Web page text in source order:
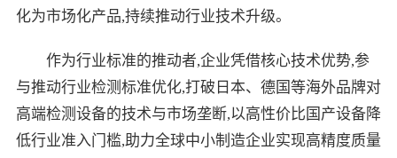
化为市场化产品,持续推动行业技术升级。
作为行业标准的推动者,企业凭借核心技术优势,参
与推动行业检测标准优化,打破日本、德国等海外品牌对
高端检测设备的技术与市场垄断,以高性价比国产设备降
低行业准入门槛,助力全球中小制造企业实现高精度质量